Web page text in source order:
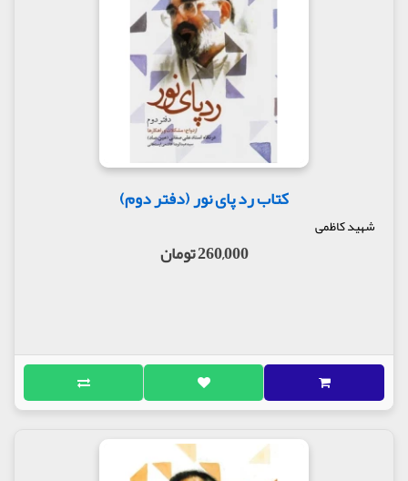
کتاب رد پای نور (دفتر دوم)
شهید کاظمی
260,000 تومان